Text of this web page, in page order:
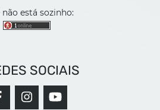
não está sozinho:
SOCIAIS